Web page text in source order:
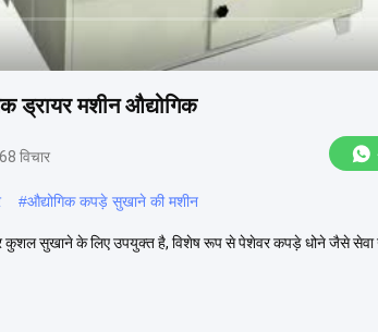
ड्रायर मशीन औद्योगिक
68 विचार
#औद्योगिक कपड़े सुखाने की मशीन
सुखाने के लिए उपयुक्त है, विशेष रूप से पेशेवर कपड़े धोने जैसे सेवा